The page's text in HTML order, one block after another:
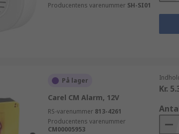
Producentens varenummer SH-SI01
På lager
Carel CM Alarm, 12V
RS-varenummer 813-4261
Producentens varenummer
CM00005953
Kr.